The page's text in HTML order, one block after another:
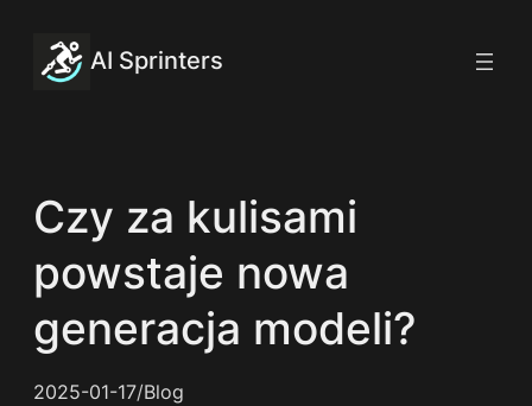
treści
AI Sprinters
Czy za kulisami
powstaje nowa
generacja modeli?
2025-01-17/Blog